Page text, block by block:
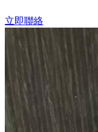
立即聯絡